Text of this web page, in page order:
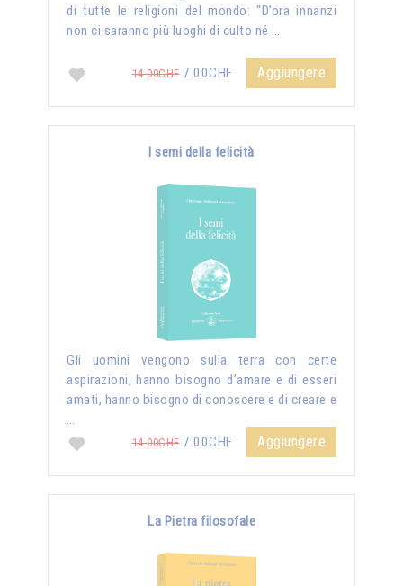
di tutte le religioni del mondo: "D’ora innanzi
non ci saranno più luoghi di culto né …
14.00CHF7.00CHF Aggiungere
I semi della felicità
Gli uomini vengono sulla terra con certe
aspirazioni, hanno bisogno d’amare e di esseri
amati, hanno bisogno di conoscere e di creare e
…
14.00CHF7.00CHF Aggiungere
La Pietra filosofale